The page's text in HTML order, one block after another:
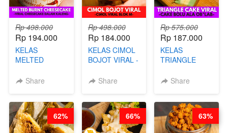
Rp 498.000
Rp 194.000
KELAS
MELTED
CHEESECAKE -
DALAM
KALENG-BY
CHEF DITA
Share
Rp 498.000
Rp 184.000
KELAS CIMOL
BOJOT VIRAL -
BLOK M -BY
JUNI)
Share
Rp 575.000
Rp 187.000
KELAS
TRIANGLE
CAKE BOLU
Share
62% 66% 63%